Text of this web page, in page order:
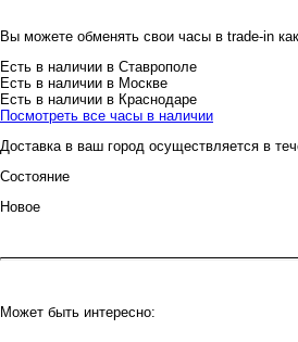
Вы можете обменять свои часы в trade-in
Есть в наличии в Ставрополе
Есть в наличии в Москве
Есть в наличии в Краснодаре
Посмотреть все часы в наличии
Доставка в ваш город осуществляется в
Состояние
Новое
Может быть интересно: